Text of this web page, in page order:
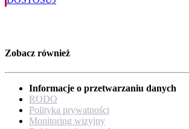
Zobacz również
Informacje o przetwarzaniu danych
RODO
Polityka prywatności
Monitoring wizyjny